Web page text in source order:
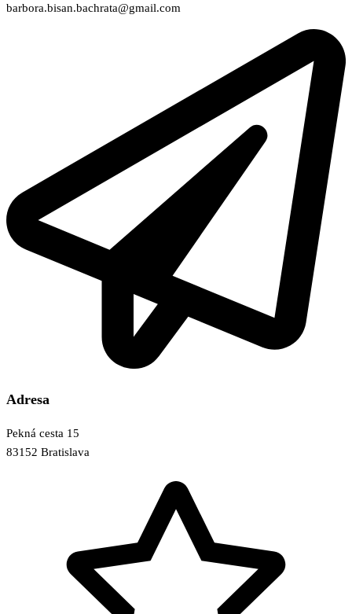
barbora.bisan.bachrata@gmail.com
Adresa
Pekná cesta 15
83152 Bratislava